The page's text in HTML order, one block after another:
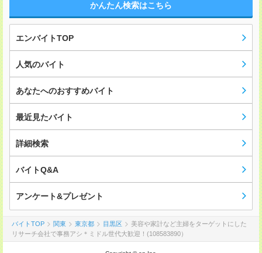
かんたん検索はこちら
エンバイトTOP
人気のバイト
あなたへのおすすめバイト
最近見たバイト
詳細検索
バイトQ&A
アンケート&プレゼント
バイトTOP 関東 東京都 目黒区
美容や家計など主婦をターゲットにした
リサーチ会社で事務アシ＊ミドル世代大歓迎！(108583890）